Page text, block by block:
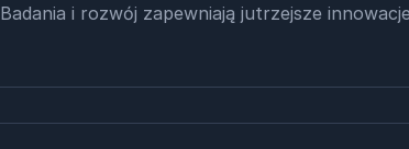
Badania i rozwój zapewniają jutrzejsze